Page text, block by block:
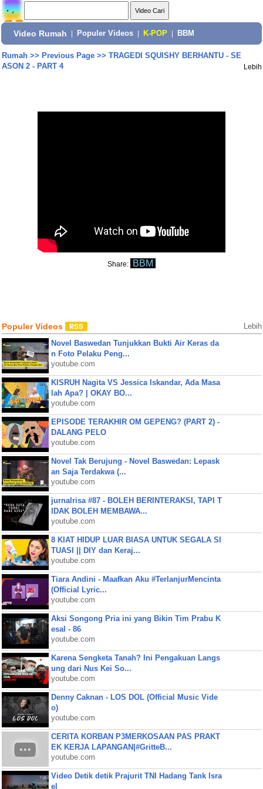
Video Rumah Populer Videos K-POP BBM
Rumah>> Previous Page>> TRAGEDI SQUISHY BERHANTU - SE
ASON 2 - PART 4
Lebih
Share: BBM
Populer Videos Lebih
Novel Baswedan Tunjukkan Bukti Air Keras da
n Foto Pelaku Peng...
youtube.com
KISRUH Nagita VS Jessica Iskandar, Ada Masa
lah Apa? | OKAY BO...
youtube.com
EPISODE TERAKHIR OM GEPENG? (PART 2) -
DALANG PELO
youtube.com
Novel Tak Berujung - Novel Baswedan: Lepask
an Saja Terdakwa (...
youtube.com
jurnalrisa #87 - BOLEH BERINTERAKSI, TAPI T
IDAK BOLEH MEMBAWA...
youtube.com
8 KIAT HIDUP LUAR BIASA UNTUK SEGALA SI
TUASI || DIY dan Keraj...
youtube.com
Tiara Andini - Maafkan Aku #TerlanjurMencinta
(Official Lyric...
youtube.com
Aksi Songong Pria ini yang Bikin Tim Prabu K
esal - 86
youtube.com
Karena Sengketa Tanah? Ini Pengakuan Langs
ung dari Nus Kei So...
youtube.com
Denny Caknan - LOS DOL (Official Music Vide
o)
youtube.com
CERITA KORBAN P3MERKOSAAN PAS PRAKT
EK KERJA LAPANGAN|#GritteB...
youtube.com
Video Detik detik Prajurit TNI Hadang Tank Isra
el